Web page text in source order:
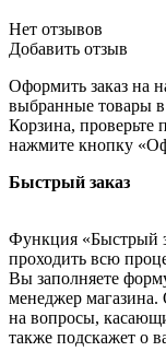
Нет отзывов
Добавить отзыв
Оформить заказ на
выбранные товары в
Корзина, проверьте
нажмите кнопку
Быстрый заказ
Функция «Быстрый
проходить всю
Вы заполняете
менеджер магазина.
на вопросы,
также подскажет о